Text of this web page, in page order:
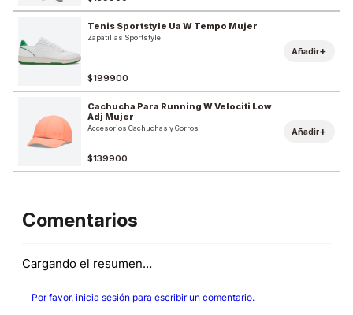
Tenis Sportstyle Ua W Tempo Mujer
Zapatillas Sportstyle
$199900
Añadir+
Cachucha Para Running W Velociti Low
Adj Mujer
Accesorios Cachuchas y Gorros
$139900
Añadir+
Comentarios
Cargando el resumen…
Por favor, inicia sesión para escribir un comentario.